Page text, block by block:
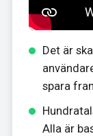
Det är
spara
Alla är